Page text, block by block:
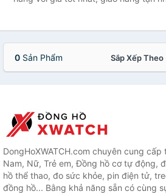
0 Sản Phẩm Sắp Xếp Theo
DongHoXWATCH.com chuyên cung
Nam, Nữ, Trẻ em, Đồng hồ cơ tự động,
hồ thể thao, đo sức khỏe, pin điện tử,
đồng hồ... Bằng khả năng sẵn có cùng